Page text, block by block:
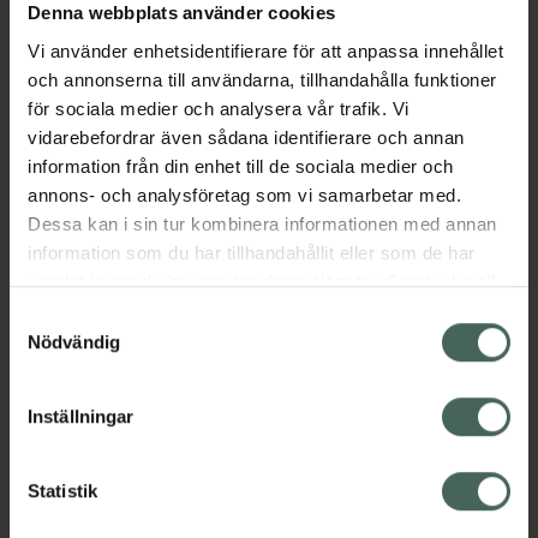
Denna webbplats använder cookies
Vi använder enhetsidentifierare för att anpassa innehållet
och annonserna till användarna, tillhandahålla funktioner
för sociala medier och analysera vår trafik. Vi
vidarebefordrar även sådana identifierare och annan
information från din enhet till de sociala medier och
annons- och analysföretag som vi samarbetar med.
Dessa kan i sin tur kombinera informationen med annan
information som du har tillhandahållit eller som de har
samlat in när du har använt deras tjänster. Samtycke till
återkalla ditt samtycke via webbplatsens
cookieinställningar. Ett återkallat samtycke påverkar inte
lagligheten av behandling som skett innan återkallelsen.
Nödvändig
Inställningar
Statistik
får plats i väskan eller på resan. Eco-vänlig
förvaringsväska samt rengöringsverktyg
medföljer.
Produktdetaljer
• Storlek: B6cm x L21,5cm inklusive skaft
• Medföljer: Eco-vänlig förvaringsväska samt
• Material: Vildsvin- och nylonhår, nylonpiggar.
• Allt vildsvinshår är insamlat från naturligt
Jämförpris